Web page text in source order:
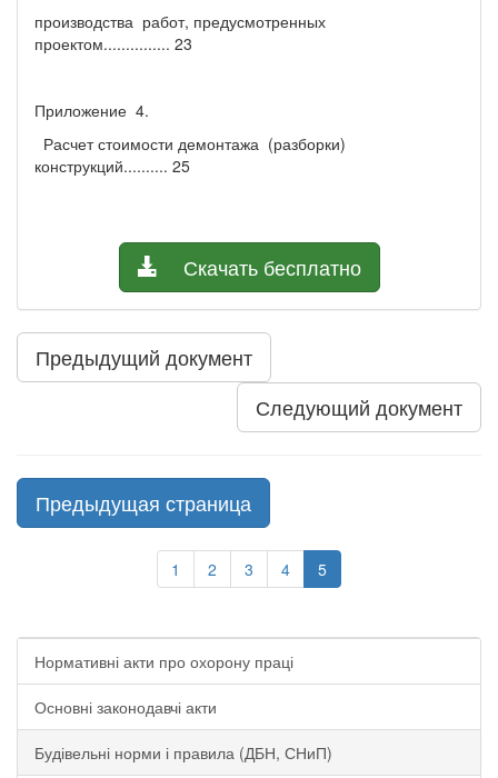
производства работ, предусмотренных
проектом............... 23
Приложение 4.
Расчет стоимости демонтажа (разборки)
конструкций.......... 25
Скачать бесплатно
Предыдущий документ
Следующий документ
Предыдущая страница
1 2 3 4 5
Нормативні акти про охорону праці
Основні законодавчі акти
Будівельні норми і правила (ДБН, СНиП)